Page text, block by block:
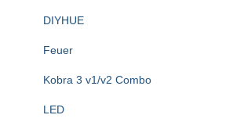
DIYHUE
Feuer
Kobra 3 v1/v2 Combo
LED